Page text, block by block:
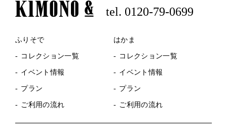
tel. 0120-79-0699
ふりそで
コレクション一覧
イベント情報
プラン
ご利用の流れ
はかま
コレクション一覧
イベント情報
プラン
ご利用の流れ